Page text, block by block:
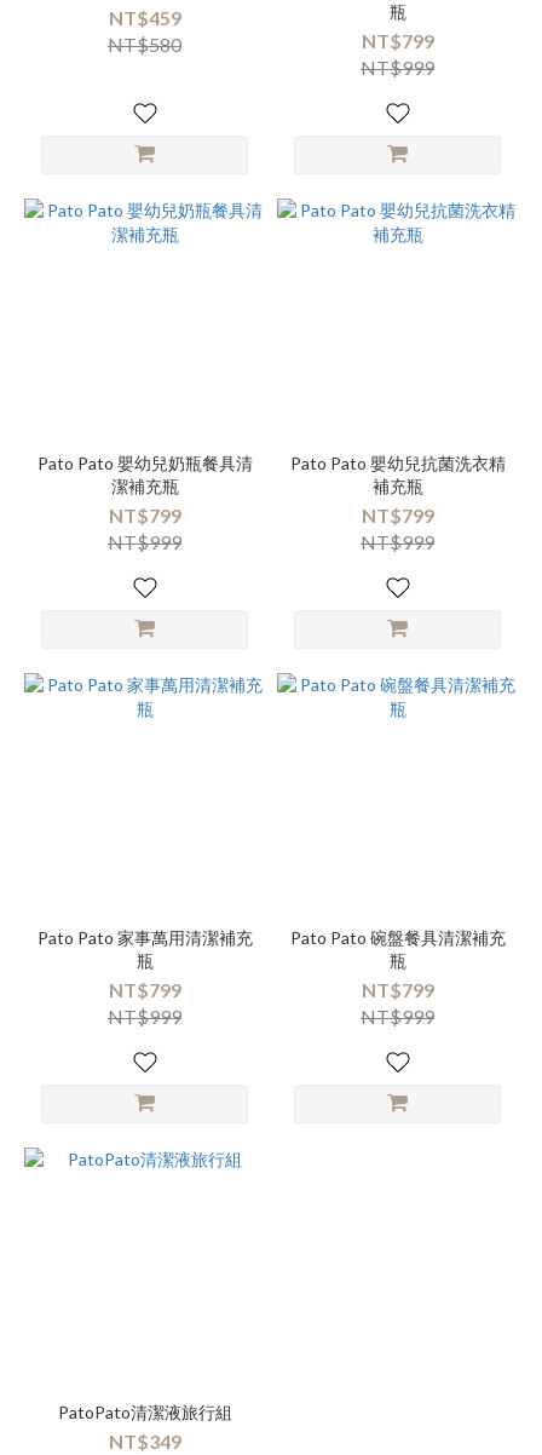
NT$459
NT$580
瓶
NT$799
NT$999
Pato Pato 嬰幼兒奶瓶餐具清
潔補充瓶
NT$799
NT$999
Pato Pato 嬰幼兒抗菌洗衣精
補充瓶
NT$799
NT$999
Pato Pato 家事萬用清潔補充
瓶
NT$799
NT$999
Pato Pato 碗盤餐具清潔補充
瓶
NT$799
NT$999
PatoPato清潔液旅行組
NT$349